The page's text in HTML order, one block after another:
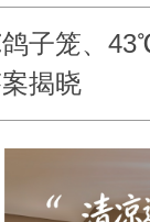
子笼、
揭晓